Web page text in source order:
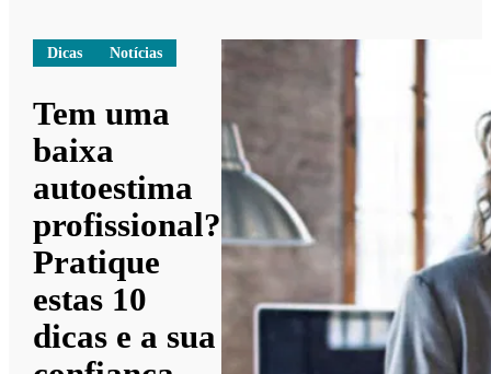
Dicas Notícias
Tem uma
baixa
autoestima
profissional?
Pratique
estas 10
dicas e a sua